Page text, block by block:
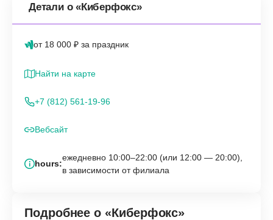
Детали о «Киберфокс»
от 18 000 ₽ за праздник
Найти на карте
+7 (812) 561-19-96
Вебсайт
hours:
ежедневно 10:00–22:00 (или 12:00 — 20:00),
в зависимости от филиала
Подробнее о «Киберфокс»